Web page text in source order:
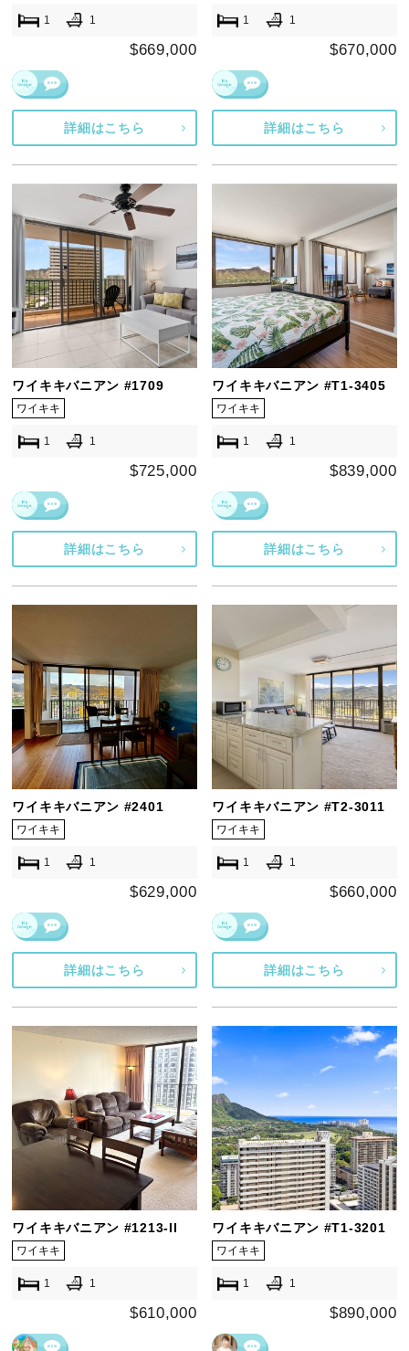
1 1
$669,000
詳細はこちら
1 1
$670,000
詳細はこちら
ワイキキバニアン #1709
ワイキキ
1 1
$725,000
詳細はこちら
ワイキキバニアン #T1-3405
ワイキキ
1 1
$839,000
詳細はこちら
ワイキキバニアン #2401
ワイキキ
1 1
$629,000
詳細はこちら
ワイキキバニアン #T2-3011
ワイキキ
1 1
$660,000
詳細はこちら
ワイキキバニアン #1213-II
ワイキキ
1 1
$610,000
ワイキキバニアン #T1-3201
ワイキキ
1 1
$890,000